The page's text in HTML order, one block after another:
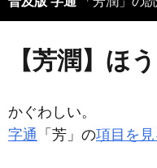
【芳潤】ほ
かぐわしい。
字通 「芳」の項目を見